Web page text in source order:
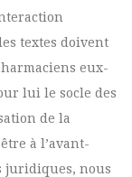
textes doivent
eux-
lui le socle des
de la
à l’avant-
juridiques, nous